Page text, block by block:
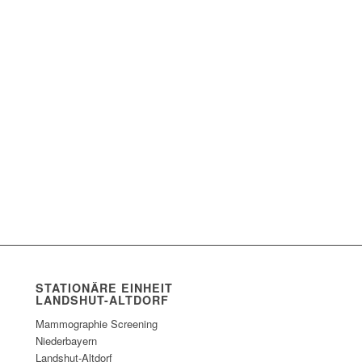
STATIONÄRE EINHEIT
LANDSHUT-ALTDORF
Mammographie Screening
Niederbayern
Landshut-Altdorf